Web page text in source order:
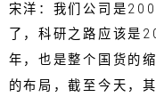
宋洋：我们公司是
了，科研之路应该是
年，也是整个国货的
的布局，截至今天，